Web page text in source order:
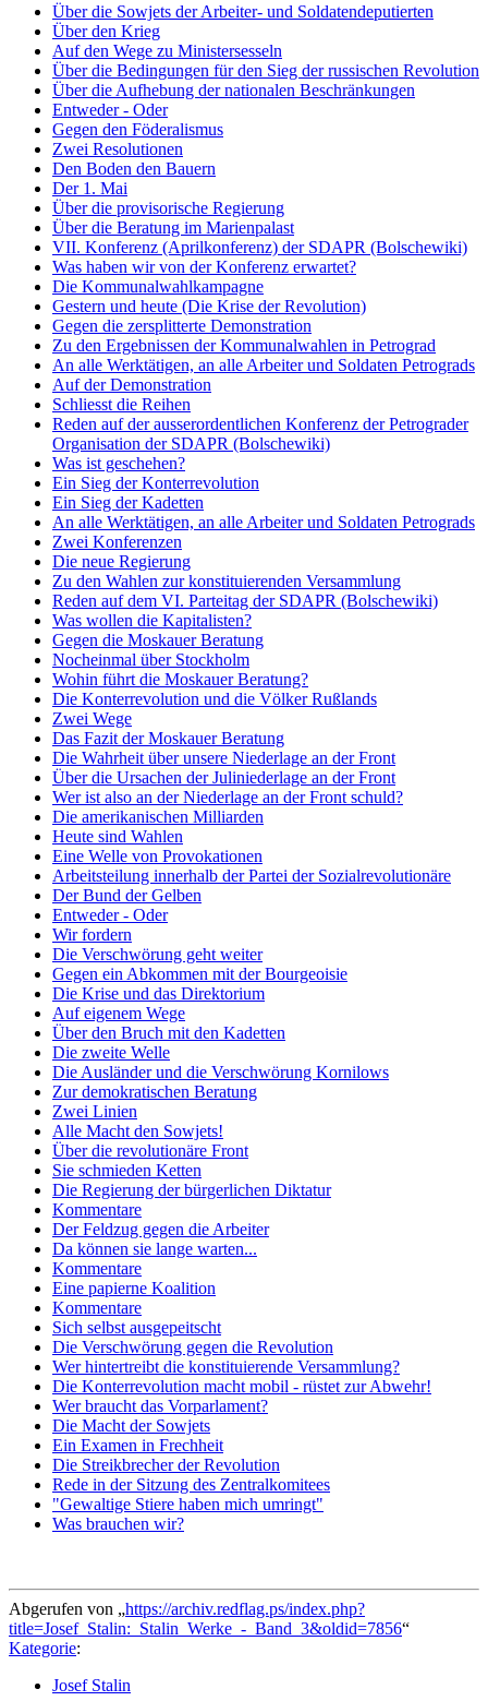
Über die Sowjets der Arbeiter- und Soldatendeputierten
Über den Krieg
Auf den Wege zu Ministersesseln
Über die Bedingungen für den Sieg der russischen Revolution
Über die Aufhebung der nationalen Beschränkungen
Entweder - Oder
Gegen den Föderalismus
Zwei Resolutionen
Den Boden den Bauern
Der 1. Mai
Über die provisorische Regierung
Über die Beratung im Marienpalast
VII. Konferenz (Aprilkonferenz) der SDAPR (Bolschewiki)
Was haben wir von der Konferenz erwartet?
Die Kommunalwahlkampagne
Gestern und heute (Die Krise der Revolution)
Gegen die zersplitterte Demonstration
Zu den Ergebnissen der Kommunalwahlen in Petrograd
An alle Werktätigen, an alle Arbeiter und Soldaten Petrograds
Auf der Demonstration
Schliesst die Reihen
Reden auf der ausserordentlichen Konferenz der Petrograder
Organisation der SDAPR (Bolschewiki)
Was ist geschehen?
Ein Sieg der Konterrevolution
Ein Sieg der Kadetten
An alle Werktätigen, an alle Arbeiter und Soldaten Petrograds
Zwei Konferenzen
Die neue Regierung
Zu den Wahlen zur konstituierenden Versammlung
Reden auf dem VI. Parteitag der SDAPR (Bolschewiki)
Was wollen die Kapitalisten?
Gegen die Moskauer Beratung
Nocheinmal über Stockholm
Wohin führt die Moskauer Beratung?
Die Konterrevolution und die Völker Rußlands
Zwei Wege
Das Fazit der Moskauer Beratung
Die Wahrheit über unsere Niederlage an der Front
Über die Ursachen der Juliniederlage an der Front
Wer ist also an der Niederlage an der Front schuld?
Die amerikanischen Milliarden
Heute sind Wahlen
Eine Welle von Provokationen
Arbeitsteilung innerhalb der Partei der Sozialrevolutionäre
Der Bund der Gelben
Entweder - Oder
Wir fordern
Die Verschwörung geht weiter
Gegen ein Abkommen mit der Bourgeoisie
Die Krise und das Direktorium
Auf eigenem Wege
Über den Bruch mit den Kadetten
Die zweite Welle
Die Ausländer und die Verschwörung Kornilows
Zur demokratischen Beratung
Zwei Linien
Alle Macht den Sowjets!
Über die revolutionäre Front
Sie schmieden Ketten
Die Regierung der bürgerlichen Diktatur
Kommentare
Der Feldzug gegen die Arbeiter
Da können sie lange warten...
Kommentare
Eine papierne Koalition
Kommentare
Sich selbst ausgepeitscht
Die Verschwörung gegen die Revolution
Wer hintertreibt die konstituierende Versammlung?
Die Konterrevolution macht mobil - rüstet zur Abwehr!
Wer braucht das Vorparlament?
Die Macht der Sowjets
Ein Examen in Frechheit
Die Streikbrecher der Revolution
Rede in der Sitzung des Zentralkomitees
"Gewaltige Stiere haben mich umringt"
Was brauchen wir?
Abgerufen von „https://archiv.redflag.ps/index.php?
title=Josef_Stalin:_Stalin_Werke_-_Band_3&oldid=7856“
Kategorie:
Josef Stalin